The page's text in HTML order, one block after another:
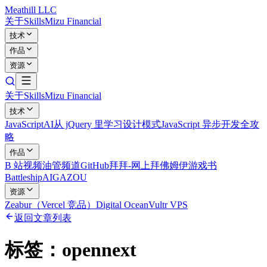
Meathill LLC
关于SkillsMizu Financial
技术
作品
资源
关于SkillsMizu Financial
技术
JavaScriptAI从 jQuery 里学习设计模式JavaScript 异步开发全攻
略
作品
B 站视频油管频道GitHub拜拜-网上拜佛姆伊游戏书
BattleshipAIGAZOU
资源
Zeabur（Vercel 竞品） Digital OceanVultr VPS
返回文章列表
标签： opennext